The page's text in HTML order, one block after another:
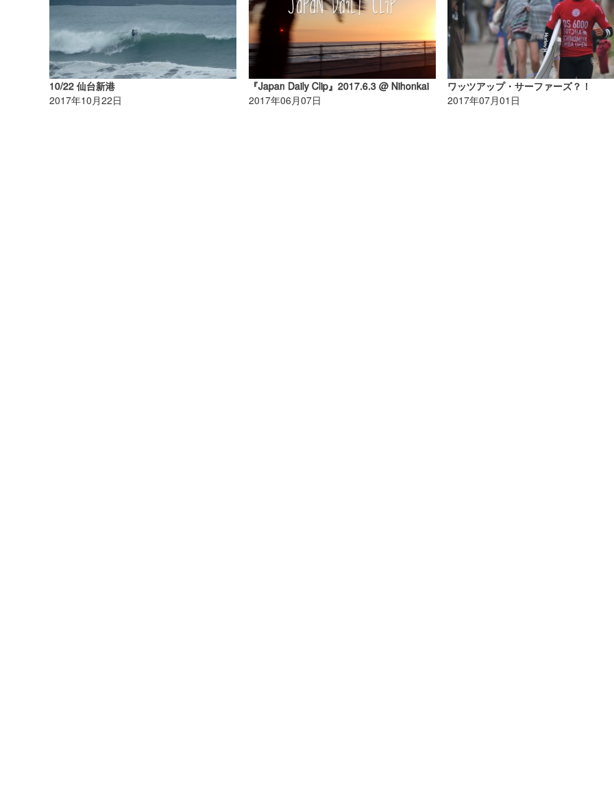
10/22 仙台新港
2017年10月22日
『Japan Daily Clip』2017.6.3 @ Nihonkai
2017年06月07日
ワッツアップ・サーファーズ？！
2017年07月01日